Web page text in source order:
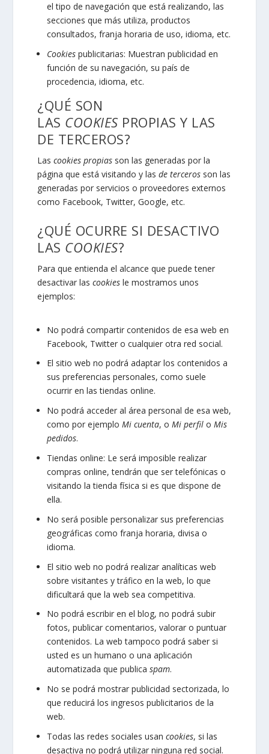
el tipo de navegación que está realizando, las
secciones que más utiliza, productos
consultados, franja horaria de uso, idioma, etc.
Cookies publicitarias: Muestran publicidad en
función de su navegación, su país de
procedencia, idioma, etc.
¿QUÉ SON
LAS COOKIES PROPIAS Y LAS
DE TERCEROS?
Lascookies propias son las generadas por la
página que está visitando y lasde terceros son las
generadas por servicios o proveedores externos
como Facebook, Twitter, Google, etc.
¿QUÉ OCURRE SI DESACTIVO
LAS COOKIES?
Para que entienda el alcance que puede tener
desactivar lascookies le mostramos unos
ejemplos:
No podrá compartir contenidos de esa web en
Facebook, Twitter o cualquier otra red social.
El sitio web no podrá adaptar los contenidos a
sus preferencias personales, como suele
ocurrir en las tiendas online.
No podrá acceder al área personal de esa web,
como por ejemploMi cuenta, oMi perfil oMis
pedidos.
Tiendas online: Le será imposible realizar
compras online, tendrán que ser telefónicas o
visitando la tienda física si es que dispone de
ella.
No será posible personalizar sus preferencias
geográficas como franja horaria, divisa o
idioma.
El sitio web no podrá realizar analíticas web
sobre visitantes y tráfico en la web, lo que
dificultará que la web sea competitiva.
No podrá escribir en el blog, no podrá subir
fotos, publicar comentarios, valorar o puntuar
contenidos. La web tampoco podrá saber si
usted es un humano o una aplicación
automatizada que publicaspam.
No se podrá mostrar publicidad sectorizada, lo
que reducirá los ingresos publicitarios de la
web.
Todas las redes sociales usancookies, si las
desactiva no podrá utilizar ninguna red social.